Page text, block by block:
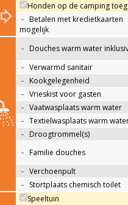
Honden op de camping
- Betalen met kredietkaarten
mogelijk
- Douches warm water
- Verwarmd sanitair
- Kookgelegenheid
- Vrieskist voor gasten
- Vaatwasplaats warm water
- Textielwasplaats warm
- Droogtrommel(s)
- Familie douches
- Verchoenpult
- Stortplaats chemisch toilet
Speeltuin